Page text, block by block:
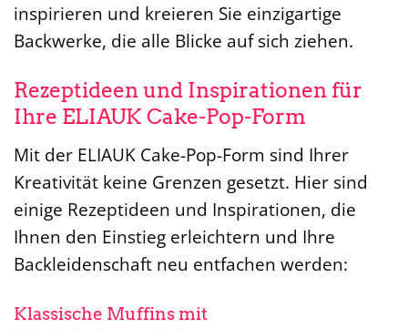
inspirieren und kreieren Sie einzigartige
Backwerke, die alle Blicke auf sich ziehen.
Rezeptideen und Inspirationen für
Ihre ELIAUK Cake-Pop-Form
Mit der ELIAUK Cake-Pop-Form sind Ihrer
Kreativität keine Grenzen gesetzt. Hier sind
einige Rezeptideen und Inspirationen, die
Ihnen den Einstieg erleichtern und Ihre
Backleidenschaft neu entfachen werden:
Klassische Muffins mit